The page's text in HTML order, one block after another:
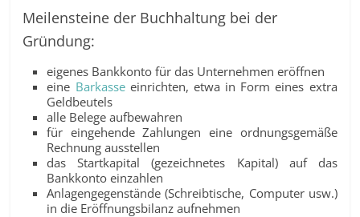
Meilensteine der Buchhaltung bei der
Gründung:
eigenes Bankkonto für das Unternehmen eröffnen
eine Barkasseeinrichten, etwa in Form eines extra
Geldbeutels
alle Belege aufbewahren
für eingehende Zahlungen eine ordnungsgemäße
Rechnung ausstellen
das Startkapital (gezeichnetes Kapital) auf das
Bankkonto einzahlen
Anlagengegenstände (Schreibtische, Computer usw.)
in die Eröffnungsbilanz aufnehmen